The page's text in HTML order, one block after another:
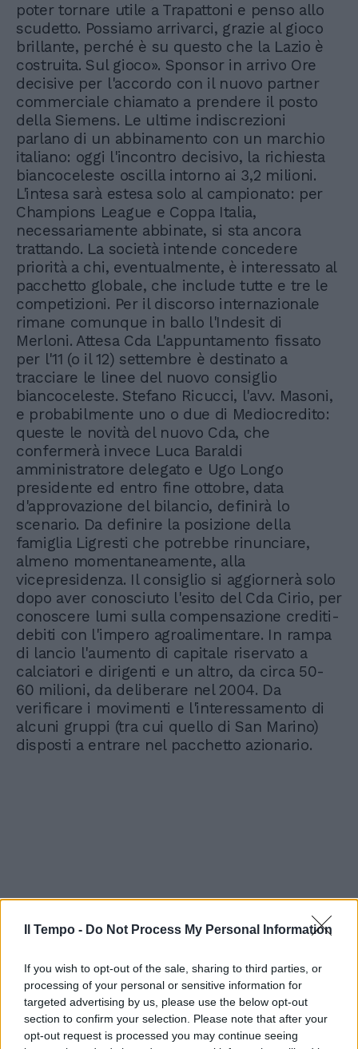
Il Tempo - Do Not Process My Personal Information
If you wish to opt-out of the sale, sharing to third parties, or
processing of your personal or sensitive information for
targeted advertising by us, please use the below opt-out
section to confirm your selection. Please note that after your
opt-out request is processed you may continue seeing
poter tornare utile a Trapattoni e penso allo
scudetto. Possiamo arrivarci, grazie al gioco
brillante, perché è su questo che la Lazio è
costruita. Sul gioco». Sponsor in arrivo Ore
decisive per l'accordo con il nuovo partner
commerciale chiamato a prendere il posto
della Siemens. Le ultime indiscrezioni
parlano di un abbinamento con un marchio
italiano: oggi l'incontro decisivo, la richiesta
biancoceleste oscilla intorno ai 3,2 milioni.
L'intesa sarà estesa solo al campionato: per
Champions League e Coppa Italia,
necessariamente abbinate, si sta ancora
trattando. La società intende concedere
priorità a chi, eventualmente, è interessato al
pacchetto globale, che include tutte e tre le
competizioni. Per il discorso internazionale
rimane comunque in ballo l'Indesit di
Merloni. Attesa Cda L'appuntamento fissato
per l'11 (o il 12) settembre è destinato a
tracciare le linee del nuovo consiglio
biancoceleste. Stefano Ricucci, l'avv. Masoni,
e probabilmente uno o due di Mediocredito:
queste le novità del nuovo Cda, che
confermerà invece Luca Baraldi
amministratore delegato e Ugo Longo
presidente ed entro fine ottobre, data
d'approvazione del bilancio, definirà lo
scenario. Da definire la posizione della
famiglia Ligresti che potrebbe rinunciare,
almeno momentaneamente, alla
vicepresidenza. Il consiglio si aggiornerà solo
dopo aver conosciuto l'esito del Cda Cirio, per
conoscere lumi sulla compensazione crediti-
debiti con l'impero agroalimentare. In rampa
di lancio l'aumento di capitale riservato a
calciatori e dirigenti e un altro, da circa 50-
60 milioni, da deliberare nel 2004. Da
verificare i movimenti e l'interessamento di
alcuni gruppi (tra cui quello di San Marino)
disposti a entrare nel pacchetto azionario.